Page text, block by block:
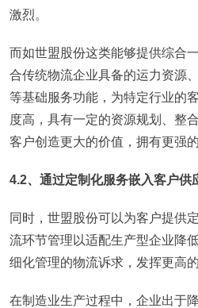
激烈。
而如世盟股份这类能够提供综合
合传统物流企业具备的运力资源
等基础服务功能，为特定行业的
度高，具有一定的资源规划、整
客户创造更大的价值，拥有更强的
4.2、通过定制化服务嵌入客户供
同时，世盟股份可以为客户提供
流环节管理以适配生产型企业降
细化管理的物流诉求，发挥更高
在制造业生产过程中，企业出于